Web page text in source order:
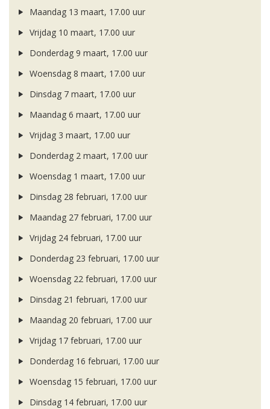
Maandag 13 maart, 17.00 uur
Vrijdag 10 maart, 17.00 uur
Donderdag 9 maart, 17.00 uur
Woensdag 8 maart, 17.00 uur
Dinsdag 7 maart, 17.00 uur
Maandag 6 maart, 17.00 uur
Vrijdag 3 maart, 17.00 uur
Donderdag 2 maart, 17.00 uur
Woensdag 1 maart, 17.00 uur
Dinsdag 28 februari, 17.00 uur
Maandag 27 februari, 17.00 uur
Vrijdag 24 februari, 17.00 uur
Donderdag 23 februari, 17.00 uur
Woensdag 22 februari, 17.00 uur
Dinsdag 21 februari, 17.00 uur
Maandag 20 februari, 17.00 uur
Vrijdag 17 februari, 17.00 uur
Donderdag 16 februari, 17.00 uur
Woensdag 15 februari, 17.00 uur
Dinsdag 14 februari, 17.00 uur